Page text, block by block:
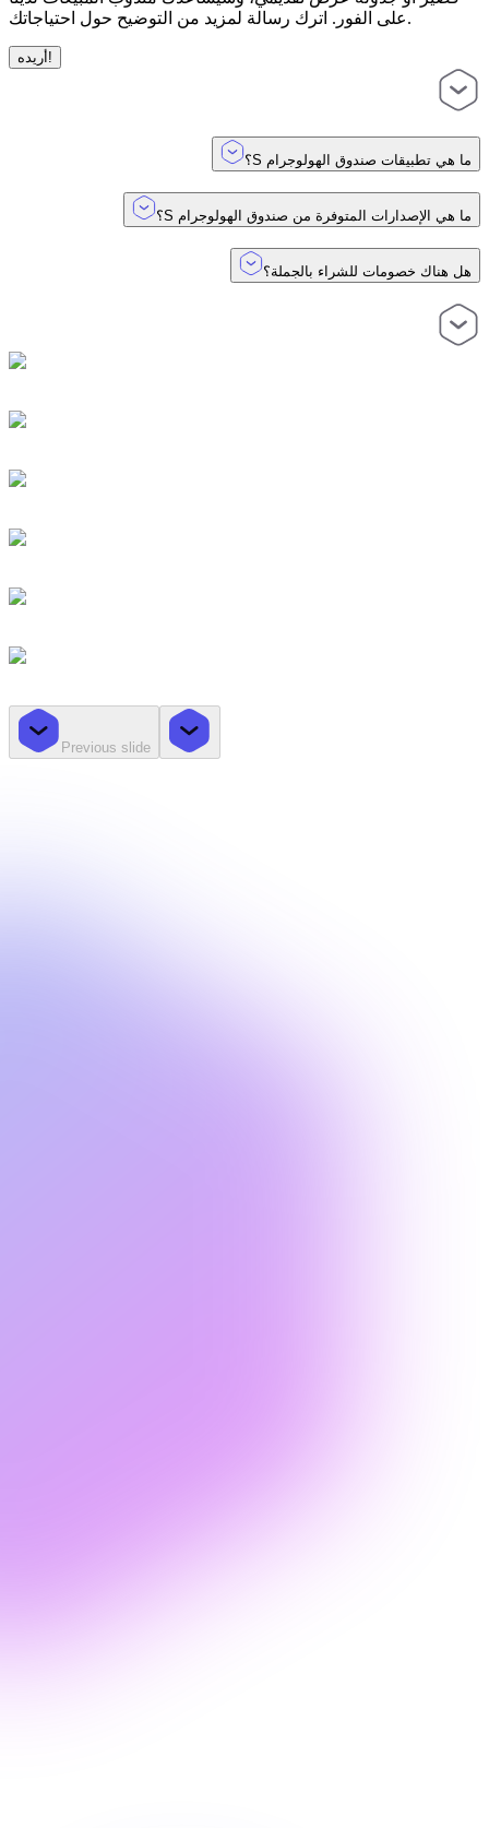
على الفور. اترك رسالة لمزيد من التوضيح حول احتياجاتك.
أريده!
ما هي تطبيقات صندوق الهولوجرام S؟
ما هي الإصدارات المتوفرة من صندوق الهولوجرام S؟
هل هناك خصومات للشراء بالجملة؟
Previous slide